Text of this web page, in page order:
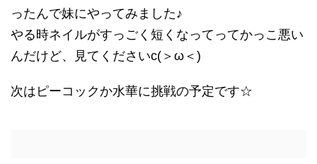
ったんで妹にやってみました♪
やる時ネイルがすっごく短くなってってかっこ悪い
んだけど、見てくださいc(＞ω＜)ゞ
次はピーコックか水華に挑戦の予定です☆